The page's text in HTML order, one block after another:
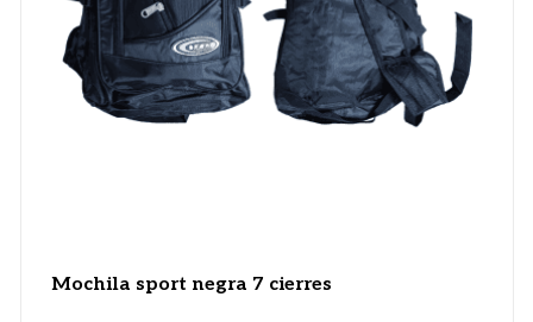
Mochila sport negra 7 cierres